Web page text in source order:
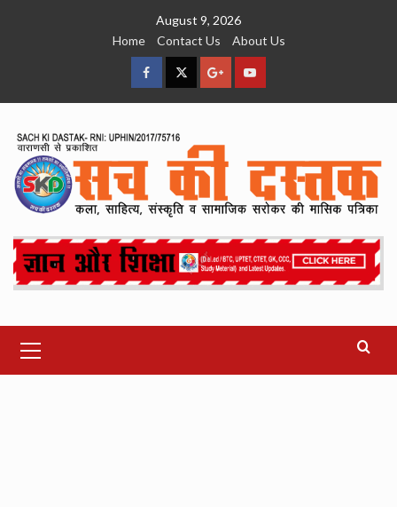
August 9, 2026
Home
Contact Us About Us
facebookTwitterGoogleYouTube
Menu